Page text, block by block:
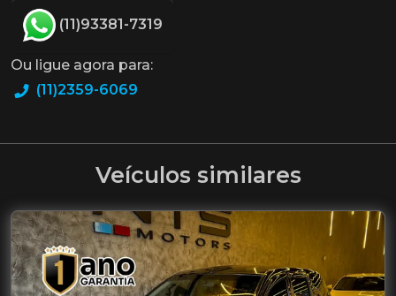
(11)93381-7319
Ou ligue agora para:
(11)2359-6069
Veículos similares